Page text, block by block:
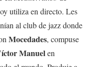
utiliza en directo. Les
al club de jazz donde
Mocedades, compuse
Manuelen